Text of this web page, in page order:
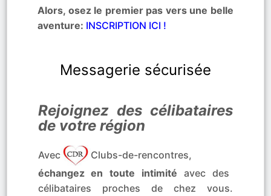
Alors, osez le premier pas vers une belle
aventure: INSCRIPTION ICI !
Messagerie sécurisée
Rejoignez des célibataires
de votre région
Avec
Clubs-de-rencontres,
échangez en toute intimité avec des
célibataires proches de chez vous.